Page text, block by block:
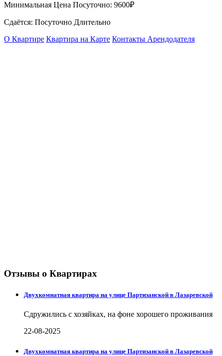
Минимальная Цена Посуточно: 9600₽
Сдаётся: Посуточно Длительно
О Квартире Квартира на Карте Контакты Арендодателя
Отзывы о Квартирах
Двухкомнатная квартира на улице Партизанской в Лазаревской
Сдружились с хозяйках, на фоне хорошего проживания
22-08-2025
Двухкомнатная квартира на улице Партизанской в Лазаревской